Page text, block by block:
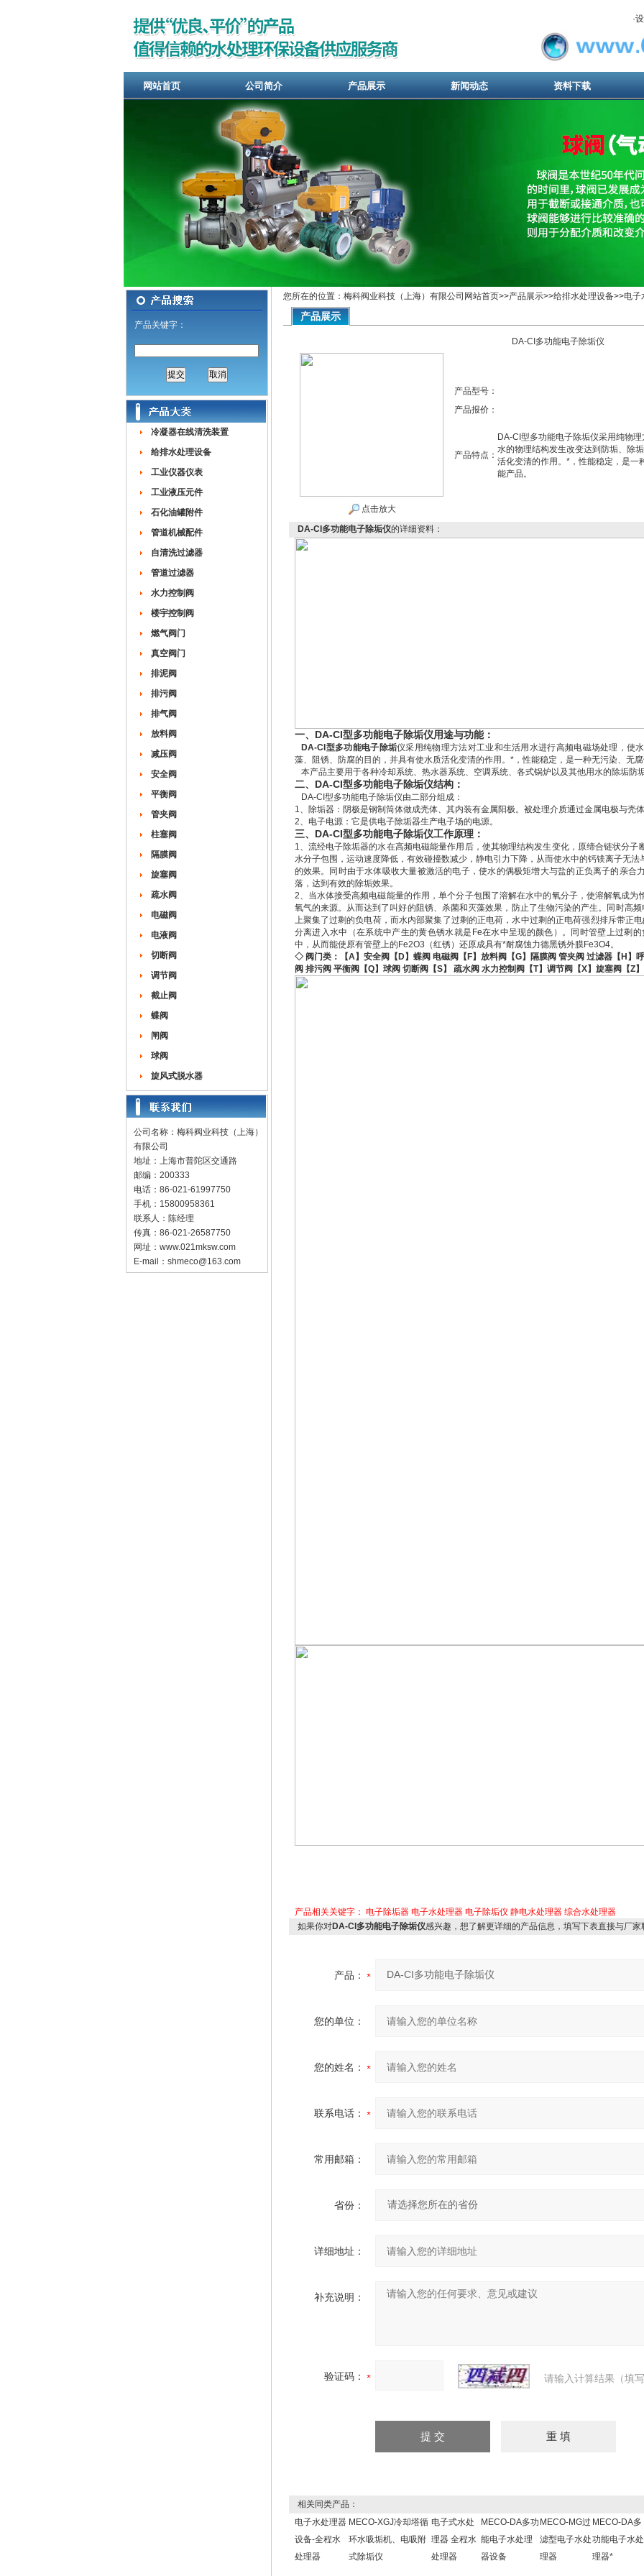
·
网站首页 公司简介 产品展示 新闻动态 资料下载
产品关键字：
冷凝器在线清洗装置
给排水处理设备
工业仪器仪表
工业液压元件
石化油罐附件
管道机械配件
自清洗过滤器
管道过滤器
水力控制阀
楼宇控制阀
燃气阀门
真空阀门
排泥阀
排污阀
排气阀
放料阀
减压阀
安全阀
平衡阀
管夹阀
柱塞阀
隔膜阀
旋塞阀
疏水阀
电磁阀
电液阀
切断阀
调节阀
截止阀
蝶阀
闸阀
球阀
旋风式脱水器
公司名称：梅科阀业科技（上海）
有限公司
地址：上海市普陀区交通路
邮编：200333
电话：86-021-61997750
手机：15800958361
联系人：陈经理
传真：86-021-26587750
网址： www.021mksw.com
E-mail： shmeco@163.com
您所在的位置：梅科阀业科技（上海）有限公司网站首页>>产品展示>>给排水处理设备>>电子
产品展示
DA-CI多功能电子除垢仪
点击放大
产品型号：
产品报价：
产品特点：
DA-CI型多功能电子除垢仪采用纯物
水的物理结构发生改变达到防垢、除
活化变清的作用。*，性能稳定，是一
能产品。
DA-CI多功能电子除垢仪的详细资料：
一、DA-CI型多功能电子除垢仪用途与功能：
DA-CI型多功能电子除垢仪采用纯物理方法对工业和生活用水进行高频电磁场处理，使
藻、阻锈、防腐的目的，并具有使水质活化变清的作用。*，性能稳定，是一种无污染、无
本产品主要用于各种冷却系统、热水器系统、空调系统、各式锅炉以及其他用水的除垢防
二、DA-CI型多功能电子除垢仪结构：
DA-CI型多功能电子除垢仪由二部分组成：
1、除垢器：阴极是钢制筒体做成壳体、其内装有金属阳极。被处理介质通过金属电极与壳
2、电子电源：它是供电子除垢器生产电子场的电源。
三、DA-CI型多功能电子除垢仪工作原理：
1、流经电子除垢器的水在高频电磁能量作用后，使其物理结构发生变化，原缔合链状分
水分子包围，运动速度降低，有效碰撞数减少，静电引力下降，从而使水中的钙镁离子无
的效果。同时由于水体吸收大量被激活的电子，使水的偶极矩增大与盐的正负离子的亲合
落，达到有效的除垢效果。
2、当水体接受高频电磁能量的作用，单个分子包围了溶解在水中的氧分子，使溶解氧成
氧气的来源。从而达到了叫好的阻锈、杀菌和灭藻效果，防止了生物污染的产生。同时高
上聚集了过剩的负电荷，而水内部聚集了过剩的正电荷，水中过剩的正电荷强烈排斥带正
分离进入水中（在系统中产生的黄色锈水就是Fe在水中呈现的颜色）。同时管壁上过剩
中，从而能使原有管壁上的Fe2O3（红锈）还原成具有*耐腐蚀力德黑锈外膜Fe3O4。
◇ 阀门类：【A】安全阀【D】蝶阀 电磁阀【F】放料阀【G】隔膜阀 管夹阀 过滤器【H】
阀 排污阀 平衡阀【Q】球阀 切断阀【S】 疏水阀 水力控制阀【T】调节阀【X】旋塞阀【Z
产品相关关键字： 电子除垢器 电子水处理器 电子除垢仪 静电水处理器 综合水处理器
如果你对DA-CI多功能电子除垢仪感兴趣，想了解更详细的产品信息，填写下表直接与厂家
产品：
您的单位：
您的姓名：
联系电话：
常用邮箱：
省份：
详细地址：
补充说明：
验证码： 请输入计算结果（填
相关同类产品：
电子水处理器
设备-全程水
处理器
MECO-XGJ冷却塔循
环水吸垢机、电吸附
式除垢仪
电子式水处
理器 全程水
处理器
MECO-DA多功
能电子水处理
器设备
MECO-MG过
滤型电子水处
理器
MECO-DA多
功能电子水处
理器*